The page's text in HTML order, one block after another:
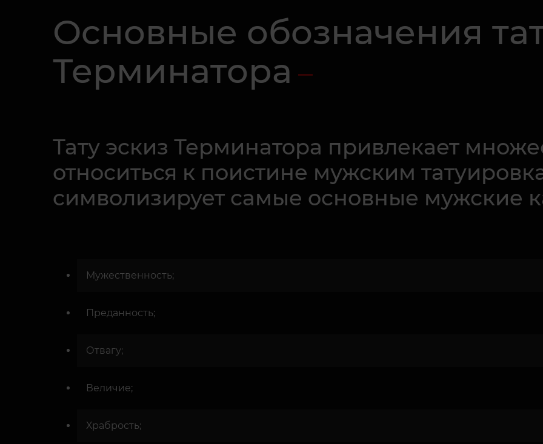
Основные обозначения
Терминатора
Тату эскиз Терминатора привлекает
относиться к поистине мужским
символизирует самые основные мужские
Мужественность;
Преданность;
Отвагу;
Величие;
Храбрость;